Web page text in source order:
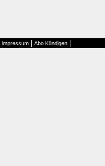
Impressum Abo Kündigen